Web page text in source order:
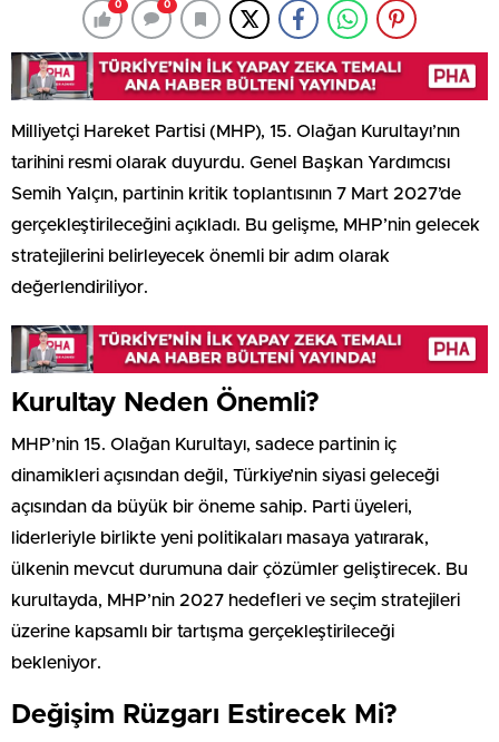
0 0
Milliyetçi Hareket Partisi (MHP), 15. Olağan Kurultayı’nın
tarihini resmi olarak duyurdu. Genel Başkan Yardımcısı
Semih Yalçın, partinin kritik toplantısının 7 Mart 2027’de
gerçekleştirileceğini açıkladı. Bu gelişme, MHP’nin gelecek
stratejilerini belirleyecek önemli bir adım olarak
değerlendiriliyor.
Kurultay Neden Önemli?
MHP’nin 15. Olağan Kurultayı, sadece partinin iç
dinamikleri açısından değil, Türkiye’nin siyasi geleceği
açısından da büyük bir öneme sahip. Parti üyeleri,
liderleriyle birlikte yeni politikaları masaya yatırarak,
ülkenin mevcut durumuna dair çözümler geliştirecek. Bu
kurultayda, MHP’nin 2027 hedefleri ve seçim stratejileri
üzerine kapsamlı bir tartışma gerçekleştirileceği
bekleniyor.
Değişim Rüzgarı Estirecek Mi?